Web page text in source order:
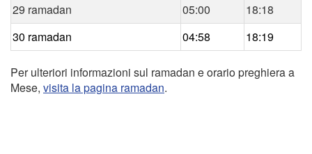
29 ramadan
05:00
18:18
30 ramadan
04:58 18:19
Per ulteriori informazioni sul ramadan e orario preghiera a
Mese, visita la pagina ramadan.